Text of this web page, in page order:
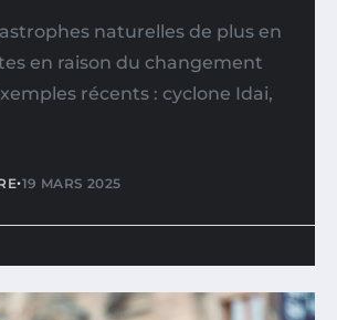
naturelles de plus en
en raison du changement
récents : cyclone Idai,
•19 MARS 2025